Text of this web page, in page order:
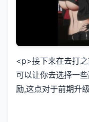
<p>接下来在去打
可以让你去选择一
励,这点对于前期升